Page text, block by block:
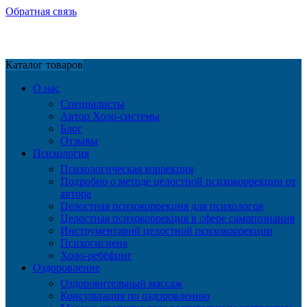
Обратная связь
Каталог товаров
О нас
Специалисты
Автор Холо-системы
Блог
Отзывы
Психология
Психологическая коррекция
Подробно о методе целостной психокоррекции от
автора
Целостная психокоррекция для психологов
Целостная психокоррекция в сфере самопознания
Инструментарий целостной психокоррекции
Психогигиена
Холо-ребёфинг
Оздоровление
Оздоровительный массаж
Консультация по оздоровлению